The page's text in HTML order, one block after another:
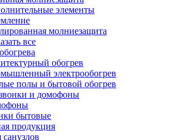
элементы
молниезащита
все
обогрев
электрообогрев
полы и бытовой обогрев
и домофоны
бытовые
продукция